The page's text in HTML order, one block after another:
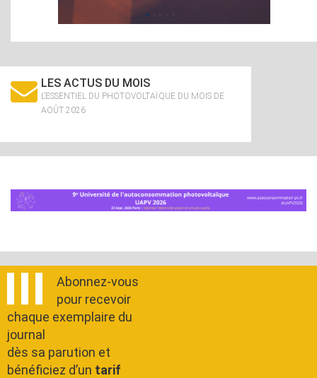
LES ACTUS DU MOIS
L’ESSENTIEL DU PHOTOVOLTAÏQUE DU MOIS DE
AOÛT 2026
Abonnez-vous
pour recevoir
chaque exemplaire du
journal
dès sa parution et
bénéficiez d’un tarif